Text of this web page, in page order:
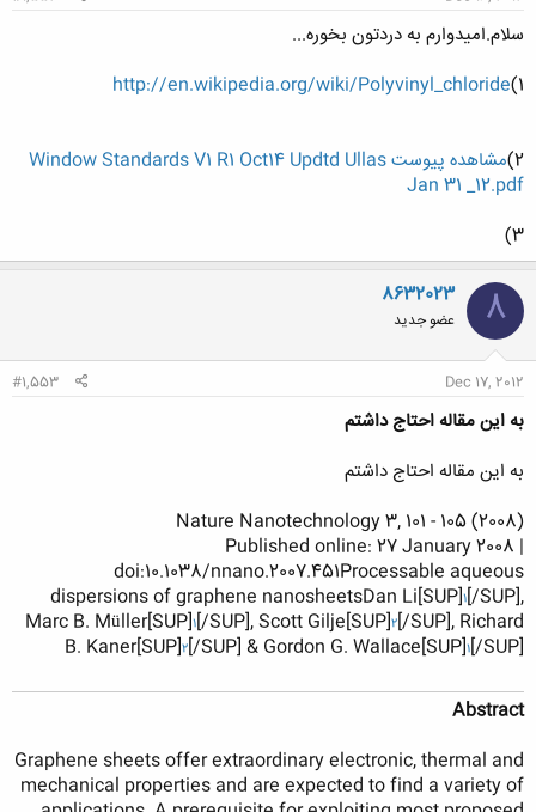
سلام.امیدوارم به دردتون بخوره...
1)
http://en.wikipedia.org/wiki/Polyvinyl_chloride
2)
مشاهده پیوست Window Standards V1 R1 Oct14 Updtd Ullas
Jan 31 _12.pdf
3)
8
8632023
عضو جدید
Dec 17, 2012
#1,553
به این مقاله احتاج داشتم
به این مقاله احتاج داشتم
Nature Nanotechnology 3, 101 - 105 (2008)
Published online: 27 January 2008 |
doi:10.1038/nnano.2007.451Processable aqueous
dispersions of graphene nanosheetsDan Li[SUP]1[/SUP],
Marc B. Müller[SUP]1[/SUP], Scott Gilje[SUP]2[/SUP], Richard
B. Kaner[SUP]2[/SUP] & Gordon G. Wallace[SUP]1[/SUP]
Abstract
Graphene sheets offer extraordinary electronic, thermal and
mechanical properties and are expected to find a variety of